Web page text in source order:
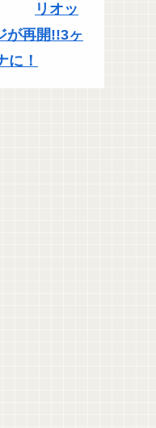
リオッ
が再開!!3ヶ
に！